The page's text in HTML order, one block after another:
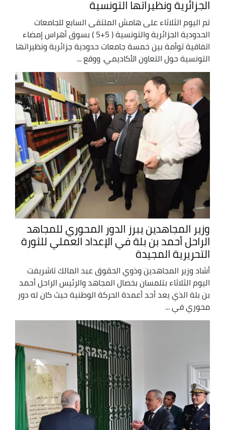
الجزائرية ونظيراتها التونسية
تم اليوم الثلاثاء على هامش الملتقى السابع للجامعات
الحدودية الجزائرية والتونسية ( 5+5 ) بسوق أهراس إمضاء
اتفاقية توأمة بين خمسة جامعات حدودية جزائرية ونظيراتها
التونسية حول التعاون الأكاديمي. ووقع ...
وزير المجاهدين يبرز الدور المحوري للمجاهد
الراحل أحمد بن بلة في الإعداد العملي للثورة
التحريرية المجيدة
أشاد وزير المجاهدين وذوي الحقوق عبد المالك تاشريفت
اليوم الثلاثاء بتلمسان بخصال المجاهد والرئيس الراحل أحمد
بن بلة الذي يعد أحد أعمدة الحركة الوطنية حيث كان له دور
محوري في ...